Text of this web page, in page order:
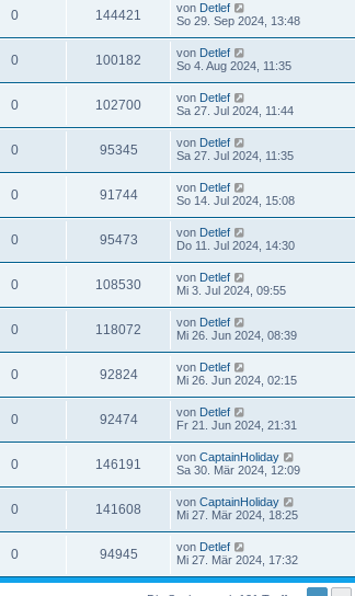
0 144421 von Detlef
So 29. Sep 2024, 13:48
0 100182 von Detlef
So 4. Aug 2024, 11:35
0 102700 von Detlef
Sa 27. Jul 2024, 11:44
0 95345 von Detlef
Sa 27. Jul 2024, 11:35
0 91744 von Detlef
So 14. Jul 2024, 15:08
0 95473 von Detlef
Do 11. Jul 2024, 14:30
0 108530 von Detlef
Mi 3. Jul 2024, 09:55
0 118072 von Detlef
Mi 26. Jun 2024, 08:39
0 92824 von Detlef
Mi 26. Jun 2024, 02:15
0 92474 von Detlef
Fr 21. Jun 2024, 21:31
0 146191 von CaptainHoliday
Sa 30. Mär 2024, 12:09
0 141608 von CaptainHoliday
Mi 27. Mär 2024, 18:25
0 94945 von Detlef
Mi 27. Mär 2024, 17:32